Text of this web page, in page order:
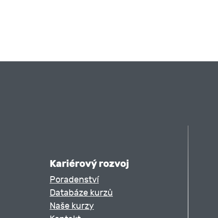
Kariérový rozvoj
Poradenství
Databáze kurzů
Naše kurzy